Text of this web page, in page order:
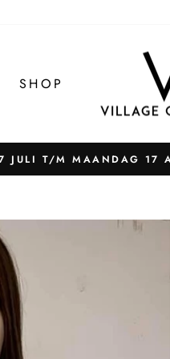
SHOP
JULI T/M MAANDAG 17